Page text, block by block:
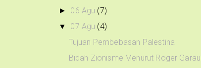
► 06 Agu (7)
▼ 07 Agu (4)
Tujuan Pembebasan Palestina
Bidah Zionisme Menurut Roger